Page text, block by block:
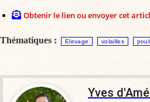
Obtenir le lien ou envoyer cet
Thématiques : Elevage volailles
Yves